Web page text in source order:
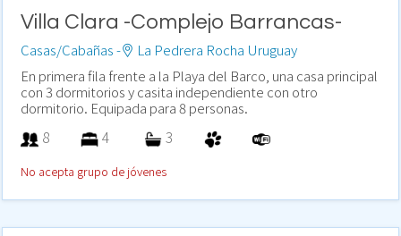
Villa Clara -Complejo Barrancas-
Casas/Cabañas -
La Pedrera Rocha Uruguay
En primera fila frente a la Playa del Barco, una casa principal
con 3 dormitorios y casita independiente con otro
dormitorio. Equipada para 8 personas.
8 4 3
No acepta grupo de jóvenes